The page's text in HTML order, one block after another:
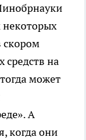
скором
на
может
А
когда они